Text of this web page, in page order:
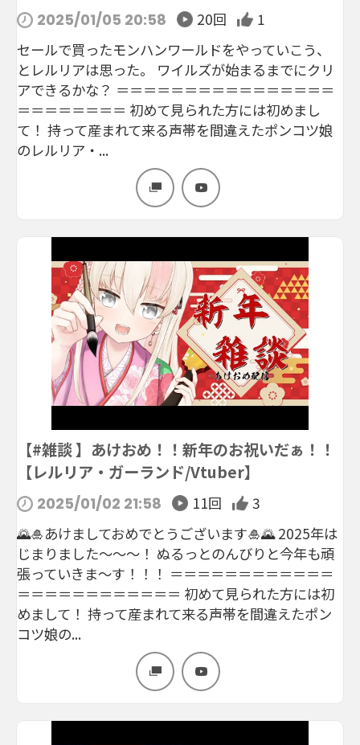
2025/01/05 20:58 20回
1
セールで買ったモンハンワールドをやっていこう、
とレルリアは思った。 ワイルズが始まるまでにクリ
アできるかな？ ＝＝＝＝＝＝＝＝＝＝＝＝＝＝＝＝
＝＝＝＝＝＝＝＝ 初めて見られた方には初めまし
て！ 持って産まれて来る声帯を間違えたポンコツ娘
のレルリア・...
【#雑談 】あけおめ！！新年のお祝いだぁ！！
【レルリア・ガーランド/Vtuber】
2025/01/02 21:58 11回
3
🌄🎍あけましておめでとうございます🎍🌄 2025年は
じまりました～～～！ ぬるっとのんびりと今年も頑
張っていきま～す！！！ ＝＝＝＝＝＝＝＝＝＝＝＝
＝＝＝＝＝＝＝＝＝＝＝＝ 初めて見られた方には初
めまして！ 持って産まれて来る声帯を間違えたポン
コツ娘の...